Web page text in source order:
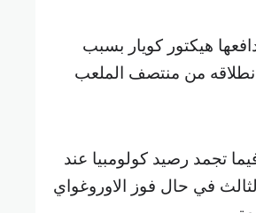
منذ الدقيقة 21 اثر طرد مدافعها هيكتور كويار بسبب
من منتصف الملعب
المركز السادس برصيد 12 نقطة، فيما تجمد رصيد كولومبيا عند
في حال فوز الاوروغواي